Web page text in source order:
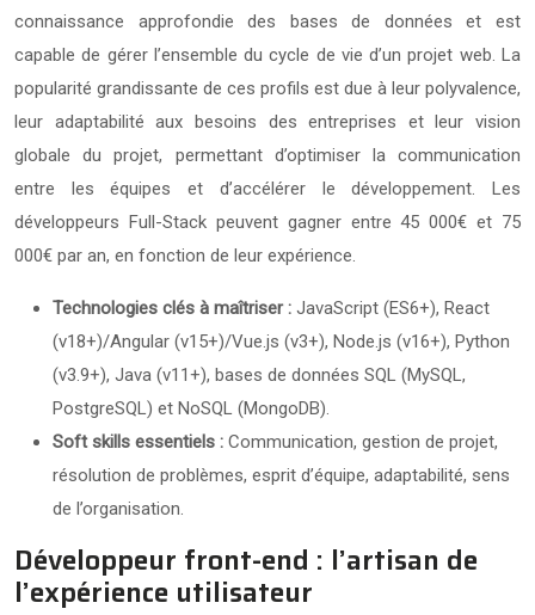
connaissance approfondie des bases de données et est
capable de gérer l’ensemble du cycle de vie d’un projet web. La
popularité grandissante de ces profils est due à leur polyvalence,
leur adaptabilité aux besoins des entreprises et leur vision
globale du projet, permettant d’optimiser la communication
entre les équipes et d’accélérer le développement. Les
développeurs Full-Stack peuvent gagner entre 45 000€ et 75
000€ par an, en fonction de leur expérience.
Technologies clés à maîtriser : JavaScript (ES6+), React
(v18+)/Angular (v15+)/Vue.js (v3+), Node.js (v16+), Python
(v3.9+), Java (v11+), bases de données SQL (MySQL,
PostgreSQL) et NoSQL (MongoDB).
Soft skills essentiels : Communication, gestion de projet,
résolution de problèmes, esprit d’équipe, adaptabilité, sens
de l’organisation.
Développeur front-end : l’artisan de
l’expérience utilisateur